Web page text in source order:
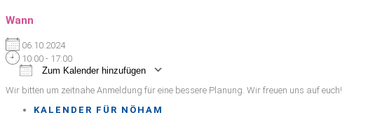
Wann
06.10.2024
10:00 - 17:00
Zum Kalender hinzufügen
ICS herunterladen
Google Kalender
iCalendarOffice 365Outlook Live
Wir bitten um zeitnahe Anmeldung für eine bessere Planung. Wir freuen uns auf euch!
KALENDER FÜR NÖHAM